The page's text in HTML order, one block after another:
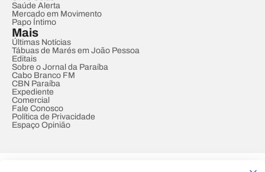
Saúde Alerta
Mercado em Movimento
Papo Íntimo
Mais
Últimas Notícias
Tábuas de Marés em João Pessoa
Editais
Sobre o Jornal da Paraíba
Cabo Branco FM
CBN Paraíba
Expediente
Comercial
Fale Conosco
Política de Privacidade
Espaço Opinião